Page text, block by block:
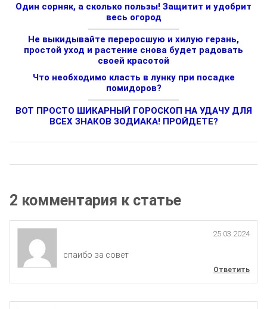
Один сорняк, а сколько пользы! Защитит и удобрит
весь огород
Не выкидывайте переросшую и хилую герань,
простой уход и растение снова будет радовать
своей красотой
Что необходимо класть в лунку при посадке
помидоров?
ВОТ ПРОСТО ШИКАРНЫЙ ГОРОСКОП НА УДАЧУ ДЛЯ
ВСЕХ ЗНАКОВ ЗОДИАКА! ПРОЙДЕТЕ?
2 комментария к статье
25.03.2024
спаибо за совет
Ответить